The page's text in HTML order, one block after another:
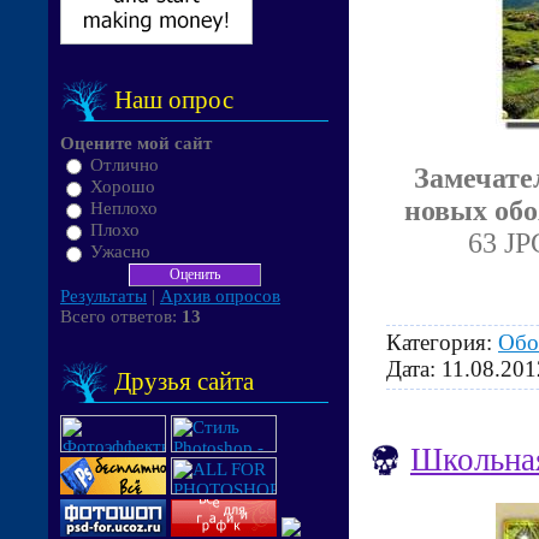
Наш опрос
Оцените мой сайт
Отлично
Хорошо
Неплохо
Плохо
Ужасно
Результаты | Архив опросов
Всего ответов: 13
Друзья сайта
новых
63
Категория:
Дата: